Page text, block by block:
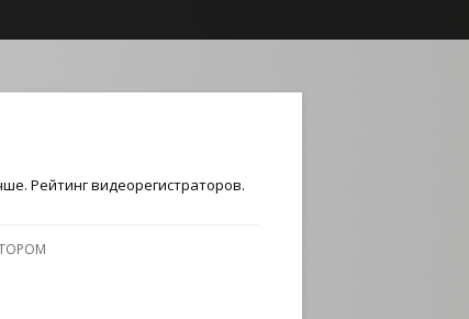
Рейтинг видеорегистраторов.